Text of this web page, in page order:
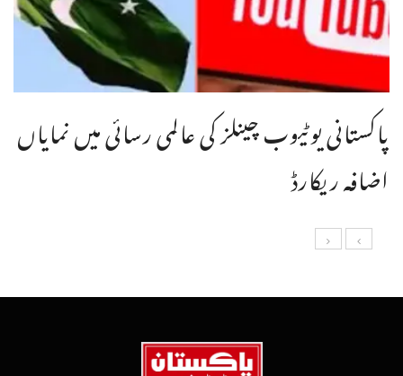
پاکستانی یوٹیوب چینلز کی عالمی رسائی میں نمایاں
اضافہ ریکارڈ